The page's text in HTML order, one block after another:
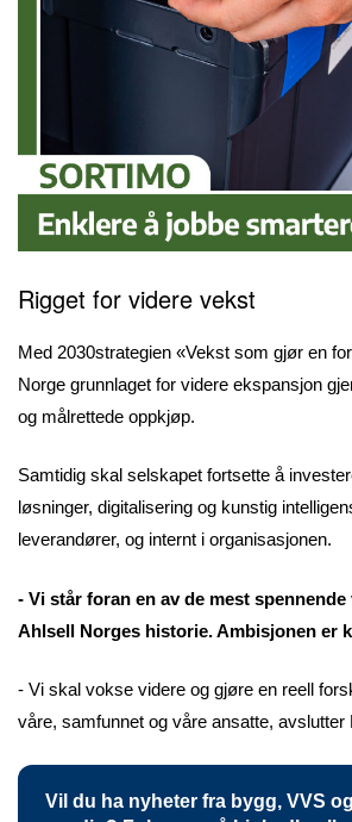
Rigget for videre vekst
Med 2030strategien «Vekst som gjør en
Norge grunnlaget for videre ekspansjon
og målrettede oppkjøp.
Samtidig skal selskapet fortsette å
løsninger, digitalisering og kunstig
leverandører, og internt i organisasjonen.
- Vi står foran en av de mest
Ahlsell Norges historie. Ambisjonen er
- Vi skal vokse videre og gjøre en reell
våre, samfunnet og våre ansatte,
Vil du ha nyheter fra bygg, VVS